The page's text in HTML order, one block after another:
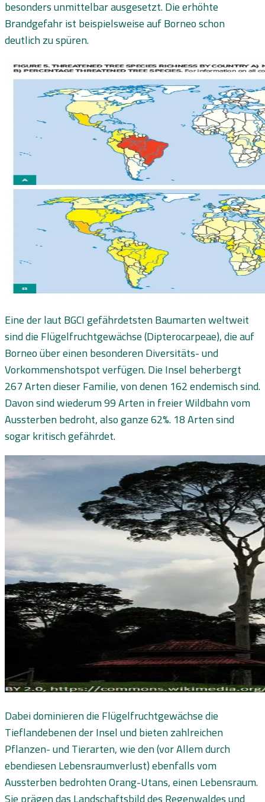
besonders unmittelbar ausgesetzt. Die erhöhte
Brandgefahr ist beispielsweise auf Borneo schon
deutlich zu spüren.
Eine der laut BGCI gefährdetsten Baumarten weltweit
sind die Flügelfruchtgewächse (Dipterocarpeae), die auf
Borneo über einen besonderen Diversitäts- und
Vorkommenshotspot verfügen. Die Insel beherbergt
267 Arten dieser Familie, von denen 162 endemisch sind.
Davon sind wiederum 99 Arten in freier Wildbahn vom
Aussterben bedroht, also ganze 62%. 18 Arten sind
sogar kritisch gefährdet.
Dabei dominieren die Flügelfruchtgewächse die
Tieflandebenen der Insel und bieten zahlreichen
Pflanzen- und Tierarten, wie den (vor Allem durch
ebendiesen Lebensraumverlust) ebenfalls vom
Aussterben bedrohten Orang-Utans, einen Lebensraum.